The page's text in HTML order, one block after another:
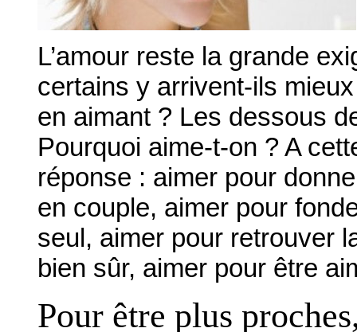
L’amour reste la grande
certains y arrivent-ils
en aimant ? Les dessous
Pourquoi aime-t-on ? A
réponse : aimer pour
en couple, aimer pour
seul, aimer pour retrouver
bien sûr, aimer pour être
Pour être plus